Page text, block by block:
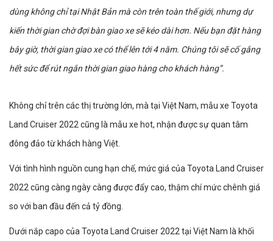
dùng không chỉ tại Nhật Bản mà còn trên toàn thế giới, nhưng dự
kiến thời gian chờ đợi bàn giao xe sẽ kéo dài hơn. Nếu bạn đặt hàng
bây giờ, thời gian giao xe có thể lên tới 4 năm. Chúng tôi sẽ cố gắng
hết sức để rút ngắn thời gian giao hàng cho khách hàng”.
Không chỉ trên các thị trường lớn, mà tại Việt Nam, mẫu xe Toyota
Land Cruiser 2022 cũng là mẫu xe hot, nhận được sự quan tâm
đông đảo từ khách hàng Việt.
Với tình hình nguồn cung hạn chế, mức giá của Toyota Land Cruiser
2022 cũng càng ngày càng được đẩy cao, thậm chí mức chênh giá
so với ban đầu đến cả tỷ đồng.
Dưới nắp capo của Toyota Land Cruiser 2022 tại Việt Nam là khối